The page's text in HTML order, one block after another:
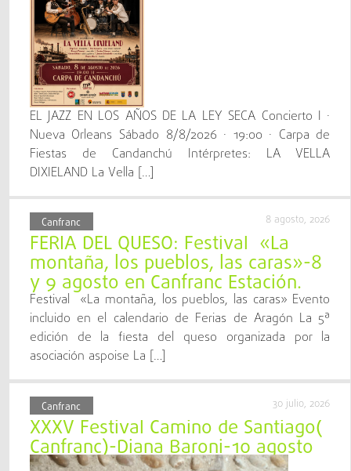
EL JAZZ EN LOS AÑOS DE LA LEY SECA Concierto I ·
Nueva Orleans Sábado 8/8/2026 · 19:00 · Carpa de
Fiestas de Candanchú Intérpretes: LA VELLA
DIXIELAND La Vella […]
Canfranc 8 agosto, 2026
FERIA DEL QUESO: Festival «La
montaña, los pueblos, las caras»-8
y 9 agosto en Canfranc Estación.
Festival «La montaña, los pueblos, las caras» Evento
incluido en el calendario de Ferias de Aragón La 5ª
edición de la fiesta del queso organizada por la
asociación aspoise La […]
Canfranc 30 julio, 2026
XXXV Festival Camino de Santiago(
Canfranc)-Diana Baroni-10 agosto